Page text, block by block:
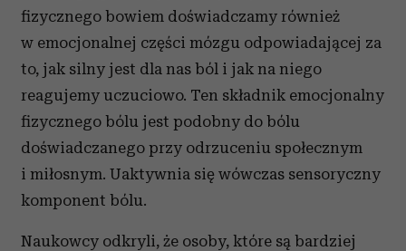
fizycznego bowiem doświadczamy również
w emocjonalnej części mózgu odpowiadającej za
to, jak silny jest dla nas ból i jak na niego
reagujemy uczuciowo. Ten składnik emocjonalny
fizycznego bólu jest podobny do bólu
doświadczanego przy odrzuceniu społecznym
i miłosnym. Uaktywnia się wówczas sensoryczny
komponent bólu.
Naukowcy odkryli, że osoby, które są bardziej